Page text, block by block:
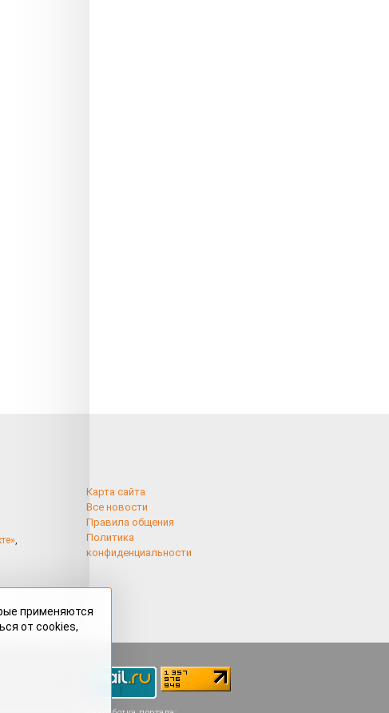
,
Карта сайта
Все новости
Правила общения
Политика
конфиденциальности
применяются
от cookies,